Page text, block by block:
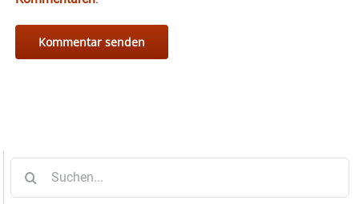
nach: